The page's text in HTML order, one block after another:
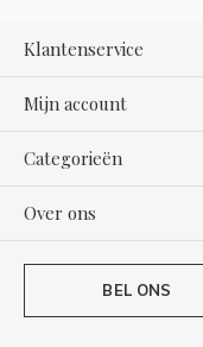
Klantenservice
Mijn account
Categorieën
Over ons
BEL ONS